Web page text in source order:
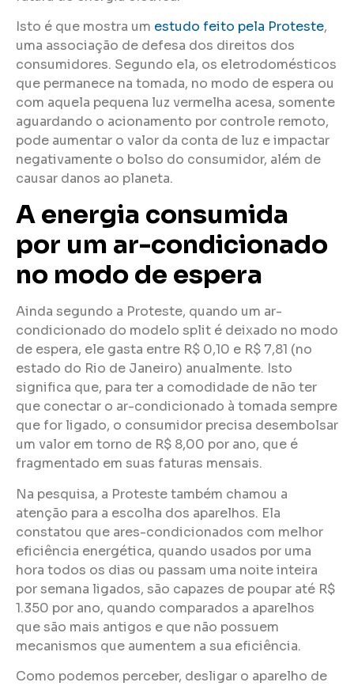
Isto é que mostra um estudo feito pela Proteste,
uma associação de defesa dos direitos dos
consumidores. Segundo ela, os eletrodomésticos
que permanece na tomada, no modo de espera ou
com aquela pequena luz vermelha acesa, somente
aguardando o acionamento por controle remoto,
pode aumentar o valor da conta de luz e impactar
negativamente o bolso do consumidor, além de
causar danos ao planeta.
A energia consumida
por um ar-condicionado
no modo de espera
Ainda segundo a Proteste, quando um ar-
condicionado do modelo split é deixado no modo
de espera, ele gasta entre R$ 0,10 e R$ 7,81 (no
estado do Rio de Janeiro) anualmente. Isto
significa que, para ter a comodidade de não ter
que conectar o ar-condicionado à tomada sempre
que for ligado, o consumidor precisa desembolsar
um valor em torno de R$ 8,00 por ano, que é
fragmentado em suas faturas mensais.
Na pesquisa, a Proteste também chamou a
atenção para a escolha dos aparelhos. Ela
constatou que ares-condicionados com melhor
eficiência energética, quando usados por uma
hora todos os dias ou passam uma noite inteira
por semana ligados, são capazes de poupar até R$
1.350 por ano, quando comparados a aparelhos
que são mais antigos e que não possuem
mecanismos que aumentem a sua eficiência.
Como podemos perceber, desligar o aparelho de